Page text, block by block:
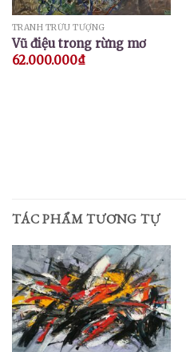
TRANH TRỪU TƯỢNG
Vũ điệu trong rừng mơ
62.000.000₫
TÁC PHẨM TƯƠNG TỰ